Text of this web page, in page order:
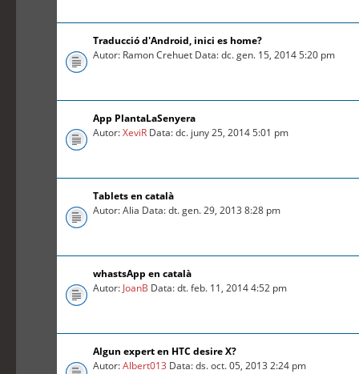
Traducció d'Android, inici es home?
Autor: Ramon Crehuet Data: dc. gen. 15, 2014 5:20 pm
App PlantaLaSenyera
Autor:XeviR Data: dc. juny 25, 2014 5:01 pm
Tablets en català
Autor: Alia Data: dt. gen. 29, 2013 8:28 pm
whastsApp en català
Autor: JoanB Data: dt. feb. 11, 2014 4:52 pm
Algun expert en HTC desire X?
Autor:Albert013 Data: ds. oct. 05, 2013 2:24 pm